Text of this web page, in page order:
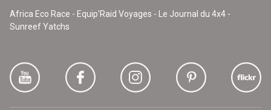
Africa Eco Race - Equip'Raid Voyages - Le Journal du 4x4 -
Sunreef Yatchs